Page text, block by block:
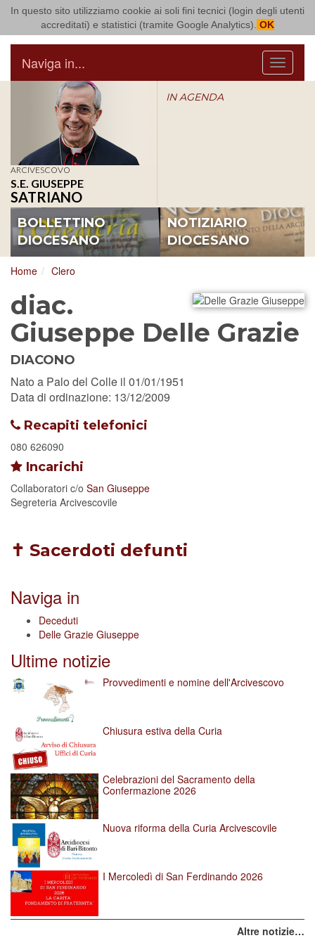
In questo sito utilizziamo cookie ai soli fini tecnici (login degli utenti
accreditati) e statistici (tramite Google Analytics). OK
Arcidiocesi di Bari Bitonto
Menu
Naviga in...
ARCIVESCOVO
S.E. GIUSEPPE
SATRIANO
IN AGENDA
BOLLETTINO
DIOCESANO
NOTIZIARIO
DIOCESANO
Home Clero
diac.
Giuseppe Delle Grazie
DIACONO
Nato a Palo del Colle il 01/01/1951
Data di ordinazione: 13/12/2009
Recapiti telefonici
080 626090
Incarichi
Collaboratori c/o San Giuseppe
Segreteria Arcivescovile
✝ Sacerdoti defunti
Naviga in
Deceduti
Delle Grazie Giuseppe
Ultime notizie
Provvedimenti e nomine dell'Arcivescovo
Chiusura estiva della Curia
Celebrazioni del Sacramento della
Confermazione 2026
Nuova riforma della Curia Arcivescovile
I Mercoledì di San Ferdinando 2026
Altre notizie…